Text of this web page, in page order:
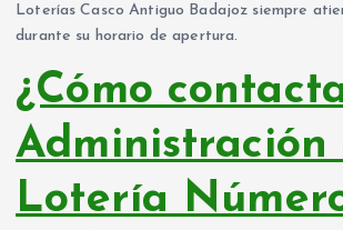
Loterías Casco Antiguo Badajoz siempre
durante su horario de apertura.
¿Cómo
Administración
Lotería